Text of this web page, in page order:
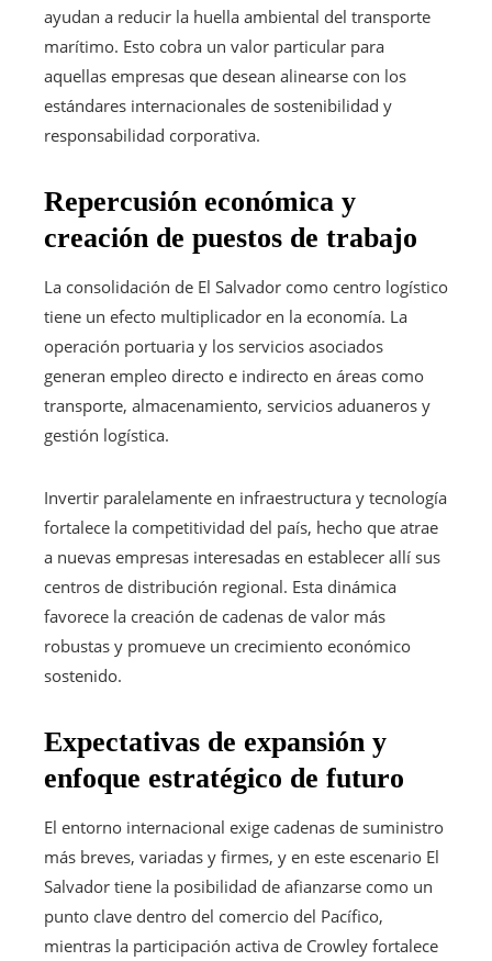
ayudan a reducir la huella ambiental del transporte
marítimo. Esto cobra un valor particular para
aquellas empresas que desean alinearse con los
estándares internacionales de sostenibilidad y
responsabilidad corporativa.
Repercusión económica y
creación de puestos de trabajo
La consolidación de El Salvador como centro logístico
tiene un efecto multiplicador en la economía. La
operación portuaria y los servicios asociados
generan empleo directo e indirecto en áreas como
transporte, almacenamiento, servicios aduaneros y
gestión logística.
Invertir paralelamente en infraestructura y tecnología
fortalece la competitividad del país, hecho que atrae
a nuevas empresas interesadas en establecer allí sus
centros de distribución regional. Esta dinámica
favorece la creación de cadenas de valor más
robustas y promueve un crecimiento económico
sostenido.
Expectativas de expansión y
enfoque estratégico de futuro
El entorno internacional exige cadenas de suministro
más breves, variadas y firmes, y en este escenario El
Salvador tiene la posibilidad de afianzarse como un
punto clave dentro del comercio del Pacífico,
mientras la participación activa de Crowley fortalece